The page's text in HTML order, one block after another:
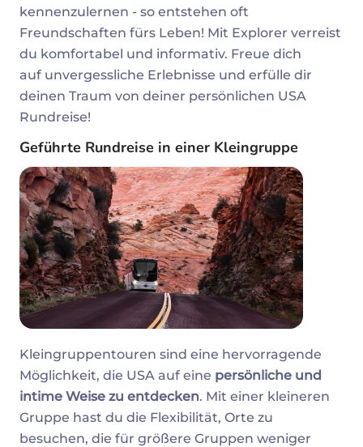
kennenzulernen - so entstehen oft
Freundschaften fürs Leben! Mit Explorer verreist
du komfortabel und informativ. Freue dich
auf unvergessliche Erlebnisse und erfülle dir
deinen Traum von deiner persönlichen USA
Rundreise!
Geführte Rundreise in einer Kleingruppe
Kleingruppentouren sind eine hervorragende
Möglichkeit, die USA auf eine persönliche und
intime Weise zu entdecken. Mit einer kleineren
Gruppe hast du die Flexibilität, Orte zu
besuchen, die für größere Gruppen weniger